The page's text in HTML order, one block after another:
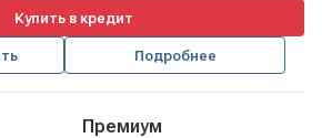
Купить в кредит
Подробнее
Премиум